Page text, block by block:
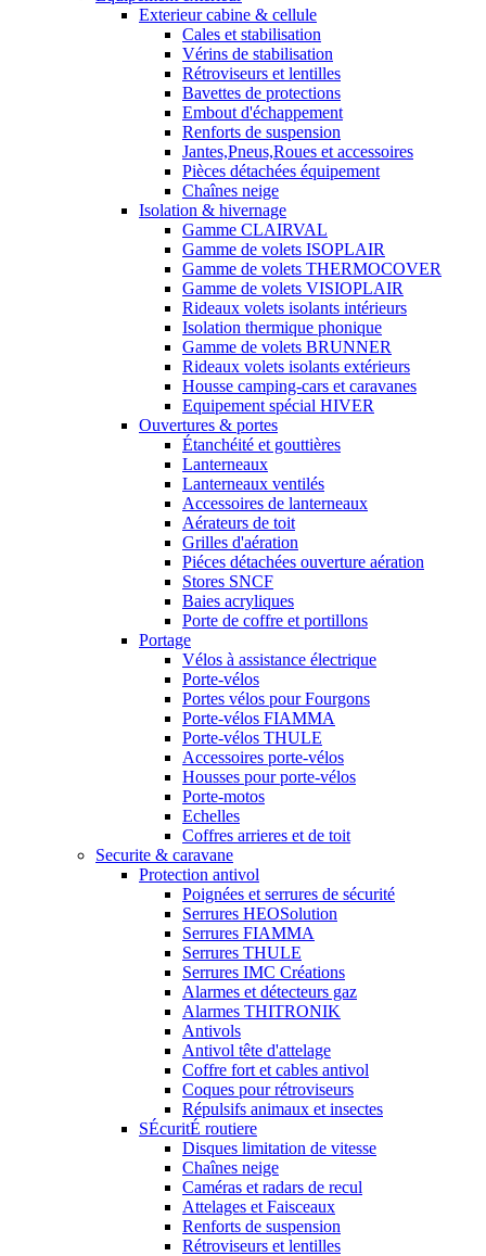
Exterieur cabine & cellule
Cales et stabilisation
Vérins de stabilisation
Rétroviseurs et lentilles
Bavettes de protections
Embout d'échappement
Renforts de suspension
Jantes,Pneus,Roues et accessoires
Pièces détachées équipement
Chaînes neige
Isolation & hivernage
Gamme CLAIRVAL
Gamme de volets ISOPLAIR
Gamme de volets THERMOCOVER
Gamme de volets VISIOPLAIR
Rideaux volets isolants intérieurs
Isolation thermique phonique
Gamme de volets BRUNNER
Rideaux volets isolants extérieurs
Housse camping-cars et caravanes
Equipement spécial HIVER
Ouvertures & portes
Étanchéité et gouttières
Lanterneaux
Lanterneaux ventilés
Accessoires de lanterneaux
Aérateurs de toit
Grilles d'aération
Piéces détachées ouverture aération
Stores SNCF
Baies acryliques
Porte de coffre et portillons
Portage
Vélos à assistance électrique
Porte-vélos
Portes vélos pour Fourgons
Porte-vélos FIAMMA
Porte-vélos THULE
Accessoires porte-vélos
Housses pour porte-vélos
Porte-motos
Echelles
Coffres arrieres et de toit
Securite & caravane
Protection antivol
Poignées et serrures de sécurité
Serrures HEOSolution
Serrures FIAMMA
Serrures THULE
Serrures IMC Créations
Alarmes et détecteurs gaz
Alarmes THITRONIK
Antivols
Antivol tête d'attelage
Coffre fort et cables antivol
Coques pour rétroviseurs
Répulsifs animaux et insectes
SÉcuritÉ routiere
Disques limitation de vitesse
Chaînes neige
Caméras et radars de recul
Attelages et Faisceaux
Renforts de suspension
Rétroviseurs et lentilles